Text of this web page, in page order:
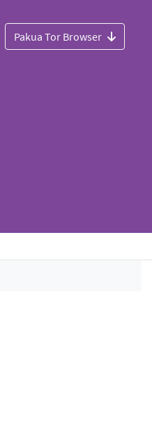
Pakua Tor Browser